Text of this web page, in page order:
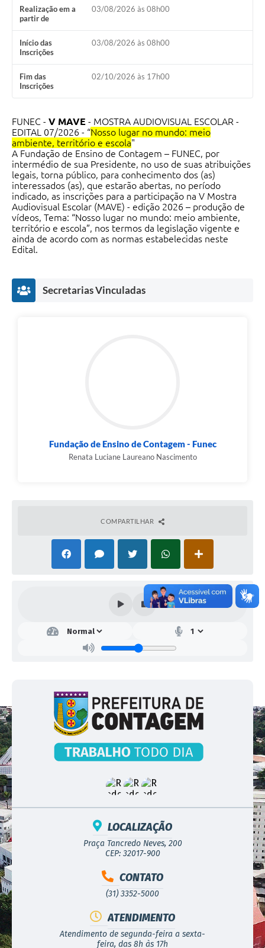
Realização em a
partir de
03/08/2026 às 08h00
Início das
Inscrições
03/08/2026 às 08h00
Fim das
Inscrições
02/10/2026 às 17h00
FUNEC - V MAVE - MOSTRA AUDIOVISUAL ESCOLAR -
EDITAL 07/2026 - “Nosso lugar no mundo: meio
ambiente, território e escola"
A Fundação de Ensino de Contagem – FUNEC, por
intermédio de sua Presidente, no uso de suas atribuições
legais, torna público, para conhecimento dos (as)
interessados (as), que estarão abertas, no período
indicado, as inscrições para a participação na V Mostra
Audiovisual Escolar (MAVE) - edição 2026 – produção de
vídeos, Tema: “Nosso lugar no mundo: meio ambiente,
território e escola”, nos termos da legislação vigente e
ainda de acordo com as normas estabelecidas neste
Edital.
Secretarias Vinculadas
Fundação de Ensino de Contagem - Funec
Renata Luciane Laureano Nascimento
COMPARTILHAR
LOCALIZAÇÃO
Praça Tancredo Neves, 200
CEP: 32017-900
CONTATO
(31) 3352-5000
ATENDIMENTO
Atendimento de segunda-feira a sexta-
feira, das 8h às 17h